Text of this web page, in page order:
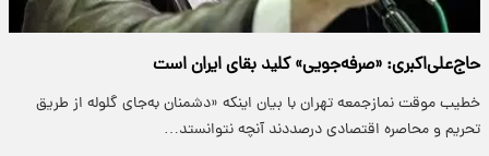
حاج‌علی‌اکبری: «صرفه‌جویی» کلید بقای ایران است
خطیب موقت نمازجمعه تهران با بیان اینکه «دشمنان به‌جای گلوله‌ از طریق
تحریم‌ و محاصره اقتصادی درصددند آنچه نتوانستد…